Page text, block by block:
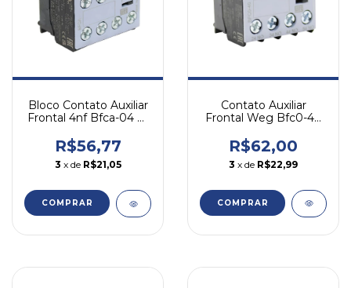
Bloco Contato Auxiliar
Frontal 4nf Bfca-04 P/
R$56,77
3 x de R$21,05
Contato Auxiliar
Frontal Weg Bfc0-40
R$62,00
3 x de R$22,99